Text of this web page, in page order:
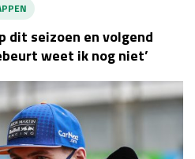
24 - 26 sep
za 15:00 - 16:00
dit seizoen en volgend
weet ik nog niet’